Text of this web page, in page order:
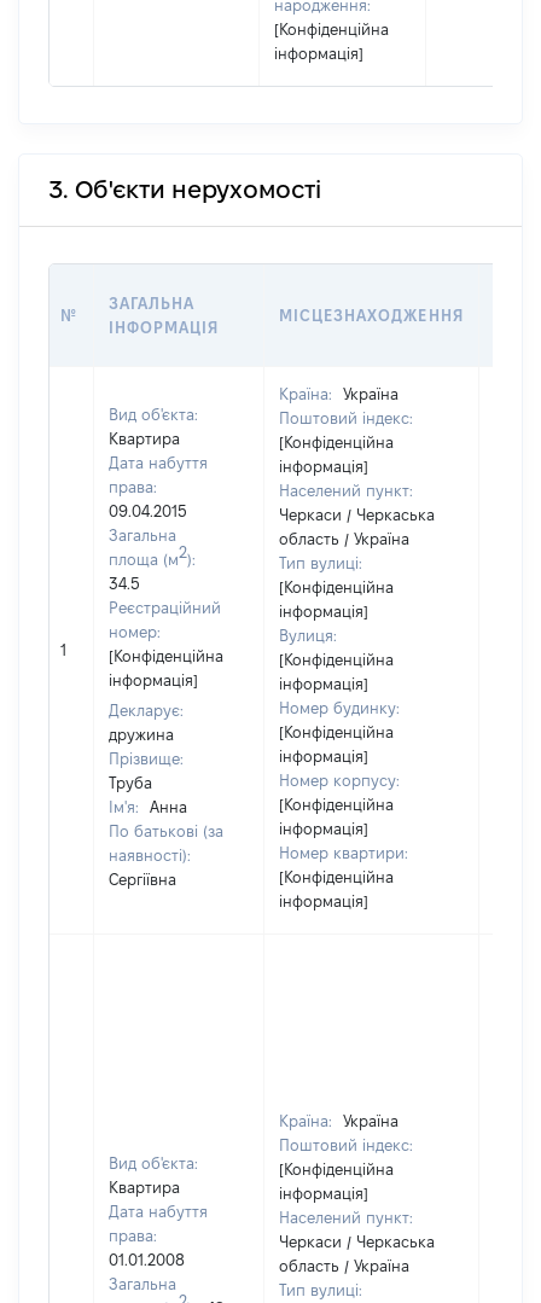
народження:
[Конфіденційна
інформація]
3. Об'єкти нерухомості
№
ЗАГАЛЬНА
ІНФОРМАЦІЯ
МІСЦЕЗНАХОДЖЕННЯ
1
Вид об'єкта:
Квартира
Дата набуття
права:
09.04.2015
Загальна
площа (м2):
34.5
Реєстраційний
номер:
[Конфіденційна
інформація]
Декларує:
дружина
Прізвище:
Труба
Ім'я:
Анна
По батькові (за
наявності):
Сергіївна
Країна:
Україна
Поштовий індекс:
[Конфіденційна
інформація]
Населений пункт:
Черкаси / Черкаська
область / Україна
Тип вулиці:
[Конфіденційна
інформація]
Вулиця:
[Конфіденційна
інформація]
Номер будинку:
[Конфіденційна
інформація]
Номер корпусу:
[Конфіденційна
інформація]
Номер квартири:
[Конфіденційна
інформація]
Вид об'єкта:
Квартира
Дата набуття
права:
01.01.2008
Загальна
Країна:
Україна
Поштовий індекс:
[Конфіденційна
інформація]
Населений пункт:
Черкаси / Черкаська
область / Україна
Тип вулиці: